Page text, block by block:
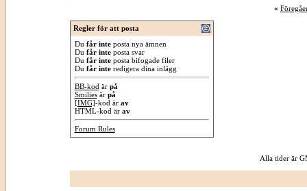
«
Regler för att posta
Du får inteposta nya ämnen
Du får inteposta svar
Du får inteposta bifogade filer
Du får interedigera dina inlägg
BB-kod är på
Smiliesär på
[IMG]-kod är av
HTML-kod är av
Forum Rules
Alla tider är